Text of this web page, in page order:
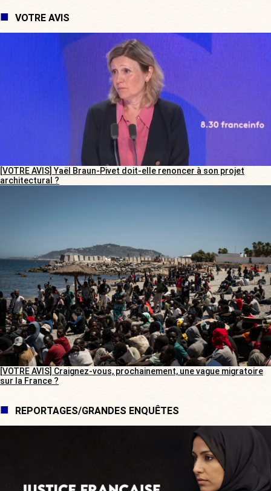
VOTRE AVIS
[VOTRE AVIS] Yaël Braun-Pivet doit-elle renoncer à son projet
architectural ?
[VOTRE AVIS] Craignez-vous, prochainement, une vague migratoire
sur la France ?
REPORTAGES/GRANDES ENQUÊTES